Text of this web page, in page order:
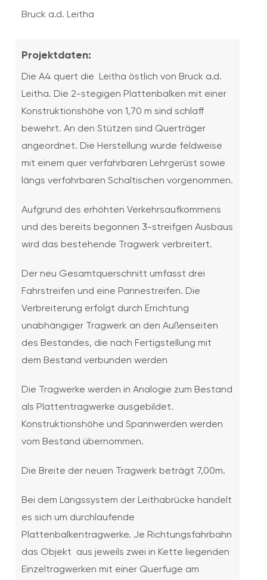
Bruck a.d. Leitha
Projektdaten:
Die A4 quert die Leitha östlich von Bruck a.d.
Leitha. Die 2-stegigen Plattenbalken mit einer
Konstruktionshöhe von 1,70 m sind schlaff
bewehrt. An den Stützen sind Querträger
angeordnet. Die Herstellung wurde feldweise
mit einem quer verfahrbaren Lehrgerüst sowie
längs verfahrbaren Schaltischen vorgenommen.
Aufgrund des erhöhten Verkehrsaufkommens
und des bereits begonnen 3-streifgen Ausbaus
wird das bestehende Tragwerk verbreitert.
Der neu Gesamtquerschnitt umfasst drei
Fahrstreifen und eine Pannestreifen. Die
Verbreiterung erfolgt durch Errichtung
unabhängiger Tragwerk an den Außenseiten
des Bestandes, die nach Fertigstellung mit
dem Bestand verbunden werden
Die Tragwerke werden in Analogie zum Bestand
als Plattentragwerke ausgebildet.
Konstruktionshöhe und Spannwerden werden
vom Bestand übernommen.
Die Breite der neuen Tragwerk beträgt 7,00m.
Bei dem Längssystem der Leithabrücke handelt
es sich um durchlaufende
Plattenbalkentragwerke. Je Richtungsfahrbahn
das Objekt aus jeweils zwei in Kette liegenden
Einzeltragwerken mit einer Querfuge am